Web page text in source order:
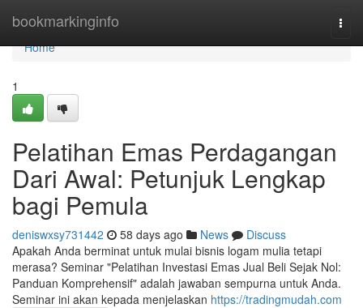
bookmarkinginfo
Home
Home
1
Pelatihan Emas Perdagangan
Dari Awal: Petunjuk Lengkap
bagi Pemula
deniswxsy731442 58 days ago News
Discuss
Apakah Anda berminat untuk mulai bisnis logam mulia tetapi
merasa? Seminar "Pelatihan Investasi Emas Jual Beli Sejak Nol:
Panduan Komprehensif" adalah jawaban sempurna untuk Anda.
Seminar ini akan kepada menjelaskan https://tradingmudah.com